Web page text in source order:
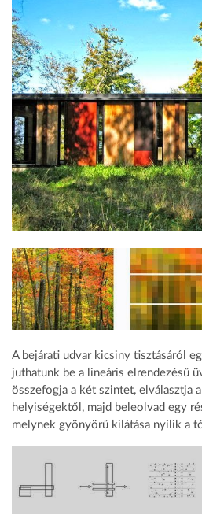
A bejárati udvar kicsiny tisztásáról
juthatunk be a lineáris elrendezésű
összefogja a két szintet, elválasztja
helyiségektől, majd beleolvad egy
melynek gyönyörű kilátása nyílik a